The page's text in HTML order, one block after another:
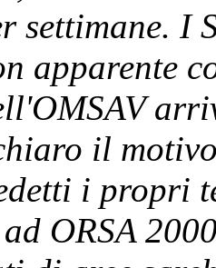
settimane.
apparente
il
i propri
ORSA